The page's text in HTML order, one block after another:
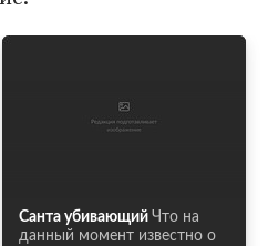
Санта убивающий Что на
данный момент известно о